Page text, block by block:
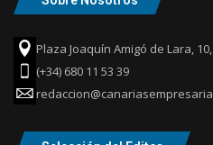
Plaza Joaquín Amigó de Lara,
(+34) 680 11 53 39